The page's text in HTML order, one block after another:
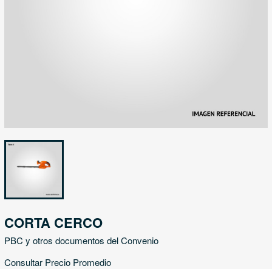
CORTA CERCO
PBC y otros documentos del Convenio
Consultar Precio Promedio